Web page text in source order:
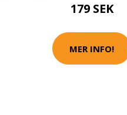
179 SEK
MER INFO!